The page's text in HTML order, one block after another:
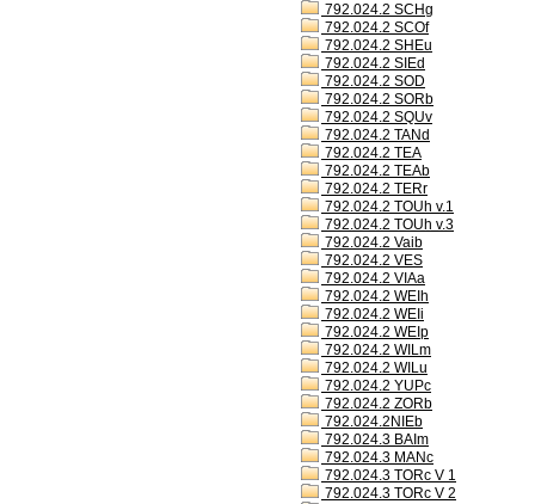
792.024.2 SCHg
792.024.2 SCOf
792.024.2 SHEu
792.024.2 SIEd
792.024.2 SOD
792.024.2 SORb
792.024.2 SQUv
792.024.2 TANd
792.024.2 TEA
792.024.2 TEAb
792.024.2 TERr
792.024.2 TOUh v.1
792.024.2 TOUh v.3
792.024.2 Vaib
792.024.2 VES
792.024.2 VIAa
792.024.2 WEIh
792.024.2 WEIi
792.024.2 WEIp
792.024.2 WILm
792.024.2 WILu
792.024.2 YUPc
792.024.2 ZORb
792.024.2NIEb
792.024.3 BAIm
792.024.3 MANc
792.024.3 TORc V 1
792.024.3 TORc V 2